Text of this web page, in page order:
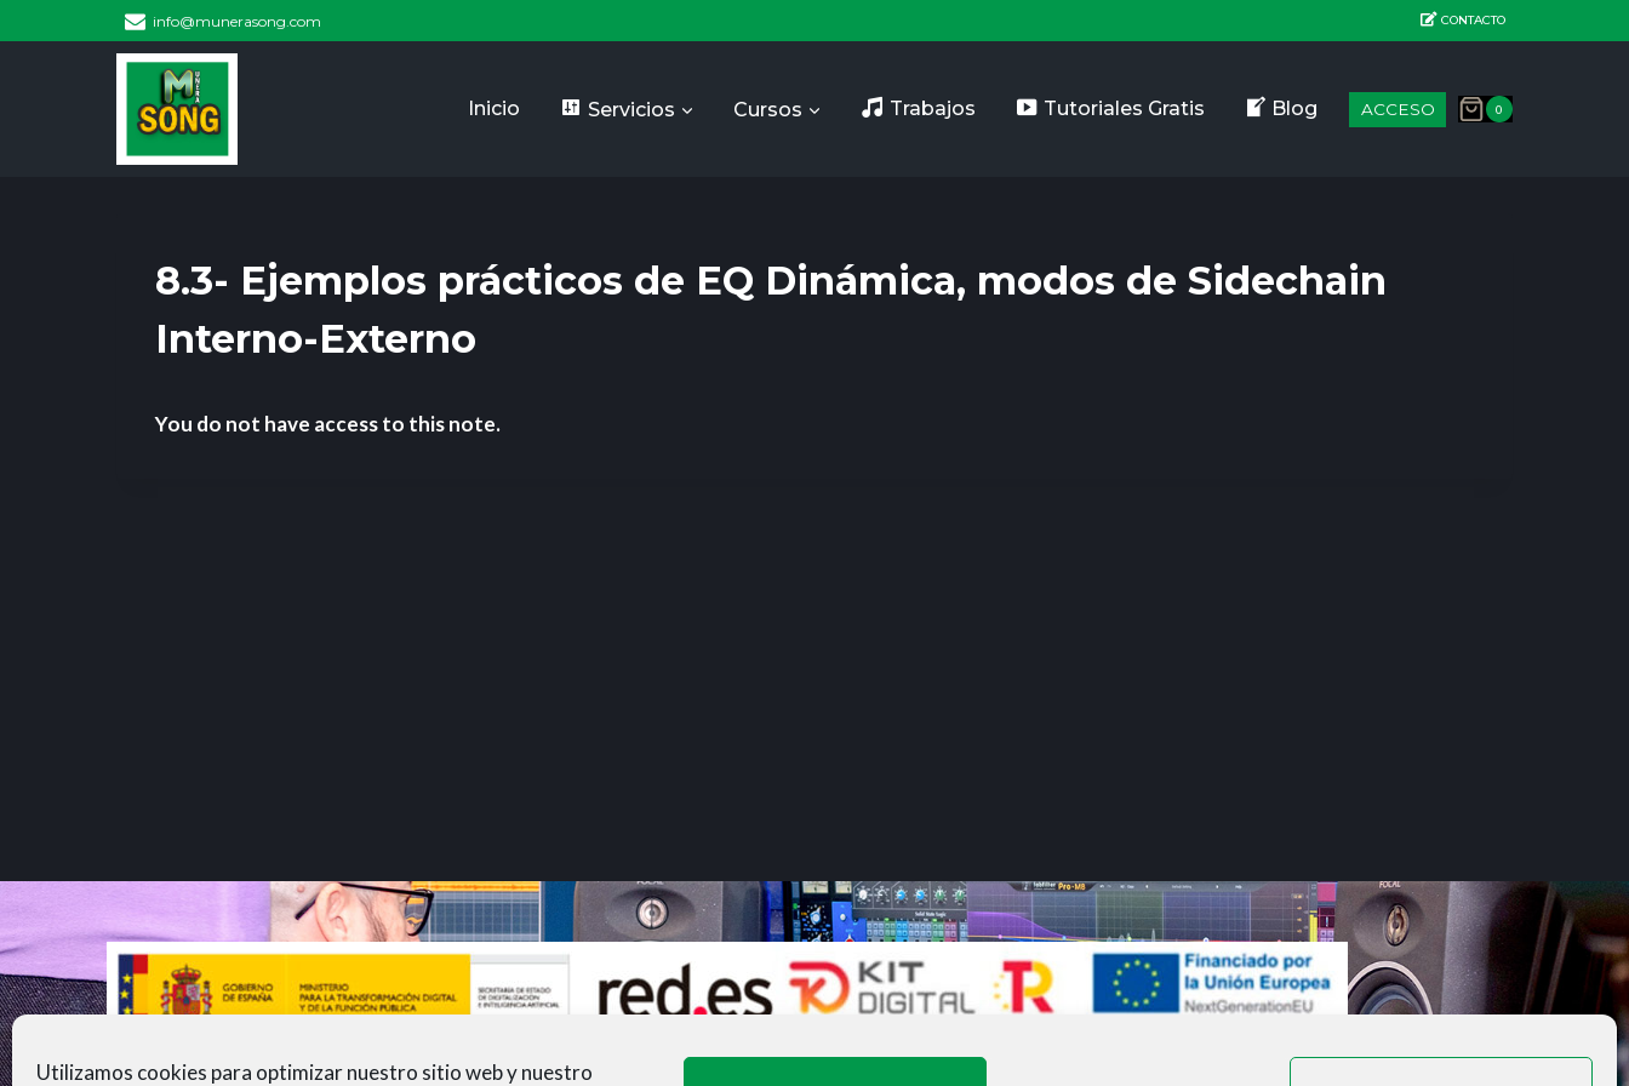
Utilizamos cookies para optimizar nuestro sitio web y nuestro
info@munerasong.com CONTACTO
Inicio Servicios Cursos Trabajos Tutoriales Gratis Blog ACCESO 0
8.3- Ejemplos prácticos de EQ Dinámica, modos de Sidechain
Interno-Externo
You do not have access to this note.